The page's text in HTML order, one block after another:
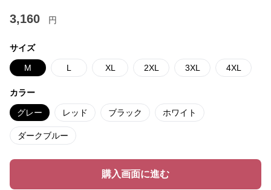
3,160 円
サイズ
M L XL 2XL 3XL 4XL
カラー
グレー レッド ブラック ホワイト
ダークブルー
購入画面に進む